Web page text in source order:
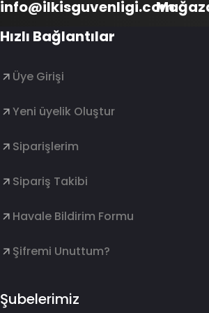
info@ilkisguvenligi.com
Hızlı Bağlantılar
Üye Girişi
Yeni üyelik Oluştur
Siparişlerim
Sipariş Takibi
Havale Bildirim Formu
Şifremi Unuttum?
Şubelerimiz